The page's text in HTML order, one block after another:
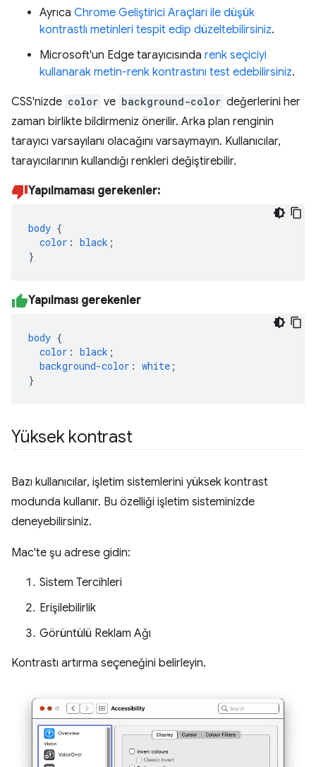
Ayrıca Chrome Geliştirici Araçları ile düşük
kontrastlı metinleri tespit edip düzeltebilirsiniz.
Microsoft'un Edge tarayıcısında renk seçiciyi
kullanarak metin-renk kontrastını test edebilirsiniz.
CSS'nizde color ve background-color değerlerini her
zaman birlikte bildirmeniz önerilir. Arka plan renginin
tarayıcı varsayılanı olacağını varsaymayın. Kullanıcılar,
tarayıcılarının kullandığı renkleri değiştirebilir.
Yapılmaması gerekenler:
body {
color : black ;
}
Yapılması gerekenler
body {
color : black ;
background-color : white ;
}
Yüksek kontrast
Bazı kullanıcılar, işletim sistemlerini yüksek kontrast
modunda kullanır. Bu özelliği işletim sisteminizde
deneyebilirsiniz.
Mac'te şu adrese gidin:
Sistem Tercihleri
Erişilebilirlik
Görüntülü Reklam Ağı
Kontrastı artırma seçeneğini belirleyin.